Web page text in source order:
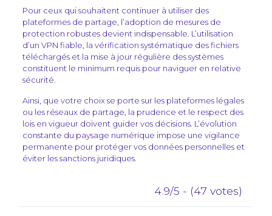
Pour ceux qui souhaitent continuer à utiliser des
plateformes de partage, l’adoption de mesures de
protection robustes devient indispensable. L’utilisation
d’un VPN fiable, la vérification systématique des fichiers
téléchargés et la mise à jour régulière des systèmes
constituent le minimum requis pour naviguer en relative
sécurité.
Ainsi, que votre choix se porte sur les plateformes légales
ou les réseaux de partage, la prudence et le respect des
lois en vigueur doivent guider vos décisions. L’évolution
constante du paysage numérique impose une vigilance
permanente pour protéger vos données personnelles et
éviter les sanctions juridiques.
4.9/5 - (47 votes)